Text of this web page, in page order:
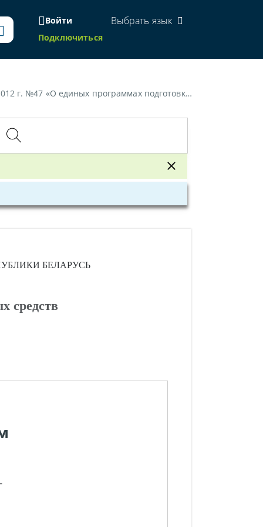
Войти
Подключиться
Выбрать язык
транспортных средств и лиц, обучающих управлению ими»
БЕЛАРУСЬ
средств